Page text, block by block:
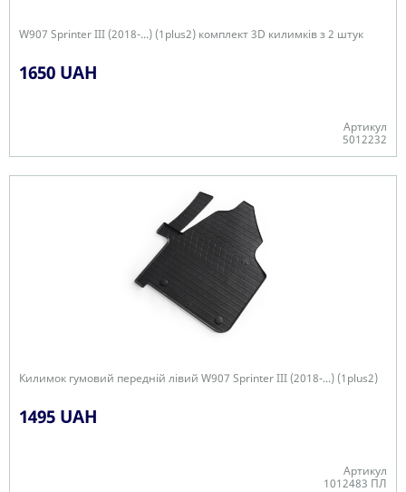
W907 Sprinter III (2018-...) (1plus2) комплект 3D килимків з 2 штук
1650 UAH
Артикул
5012232
Килимок гумовий передній лівий W907 Sprinter III (2018-...) (1plus2)
1495 UAH
Артикул
1012483 ПЛ